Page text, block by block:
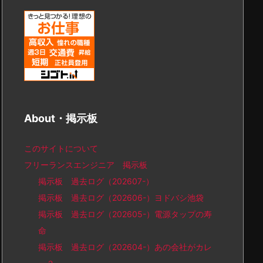
About・掲示板
このサイトについて
フリーランスエンジニア 掲示板
掲示板 過去ログ（202607-）
掲示板 過去ログ（202606-）ヨドバシ池袋
掲示板 過去ログ（202605-）電源タップの寿
命
掲示板 過去ログ（202604-）あの会社がカレ